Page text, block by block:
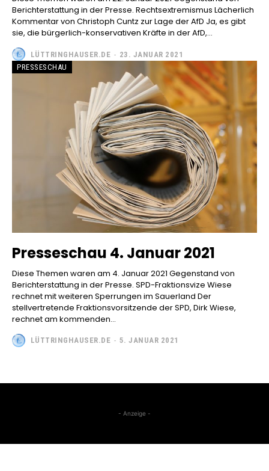
Berichterstattung in der Presse. Rechtsextremismus Lächerlich
Kommentar von Christoph Cuntz zur Lage der AfD Ja, es gibt
sie, die bürgerlich-konservativen Kräfte in der AfD,...
LÜTTRINGHAUSER.DE - 23. JANUAR 2021
PRESSESCHAU
Presseschau 4. Januar 2021
Diese Themen waren am 4. Januar 2021 Gegenstand von
Berichterstattung in der Presse. SPD-Fraktionsvize Wiese
rechnet mit weiteren Sperrungen im Sauerland Der
stellvertretende Fraktionsvorsitzende der SPD, Dirk Wiese,
rechnet am kommenden...
LÜTTRINGHAUSER.DE - 5. JANUAR 2021
- Anzeige -